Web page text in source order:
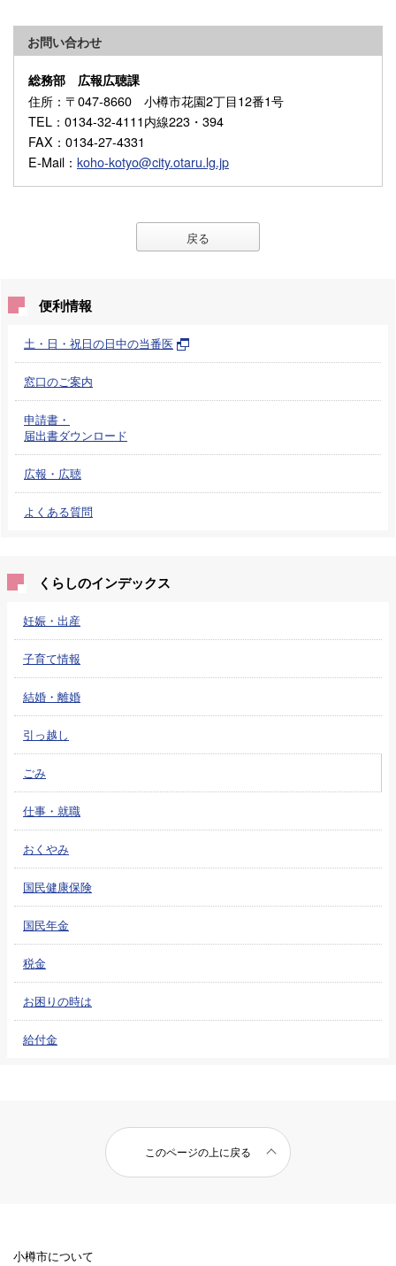
お問い合わせ
総務部 広報広聴課
住所 ：〒047-8660 小樽市花園2丁目12番1号
TEL ：0134-32-4111内線223・394
FAX ：0134-27-4331
E-Mail ： koho-kotyo@city.otaru.lg.jp
戻る
便利情報
土・日・祝日の日中の当番医
窓口のご案内
申請書・
届出書ダウンロード
広報・広聴
よくある質問
くらしのインデックス
妊娠・出産
子育て情報
結婚・離婚
引っ越し
ごみ
仕事・就職
おくやみ
国民健康保険
国民年金
税金
お困りの時は
給付金
このページの上に戻る
小樽市について